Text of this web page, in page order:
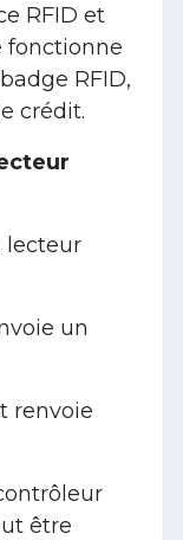
RFID et
fonctionne
RFID,
crédit.
lecteur
un
renvoie
être